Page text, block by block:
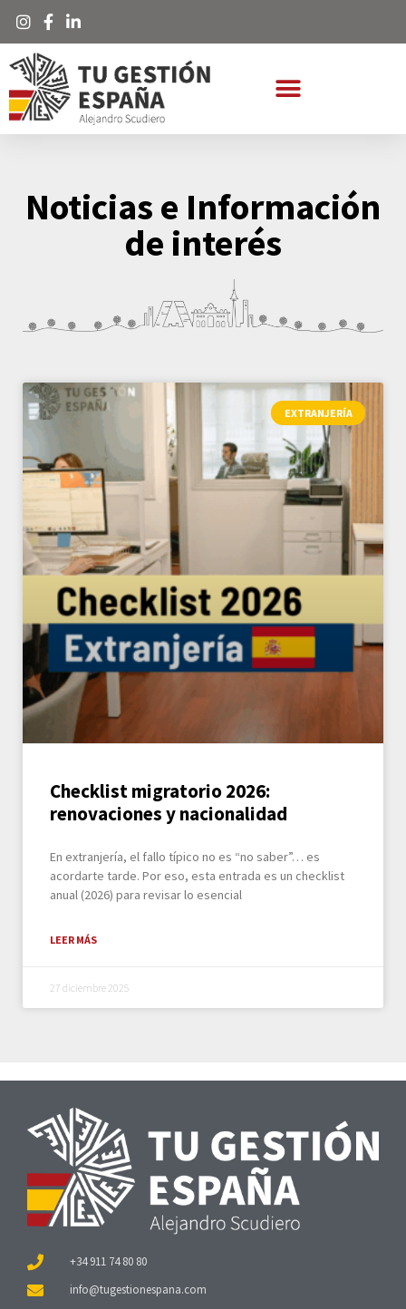
Noticias e Información
de interés
EXTRANJERÍA
Checklist migratorio 2026:
renovaciones y nacionalidad
En extranjería, el fallo típico no es “no saber”… es
acordarte tarde. Por eso, esta entrada es un checklist
anual (2026) para revisar lo esencial
LEER MÁS
27 diciembre 2025
+34 911 74 80 80